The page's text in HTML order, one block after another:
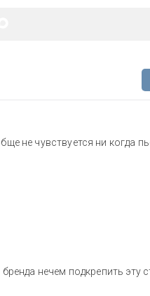
не чувствуется ни когда
нечем подкрепить эту